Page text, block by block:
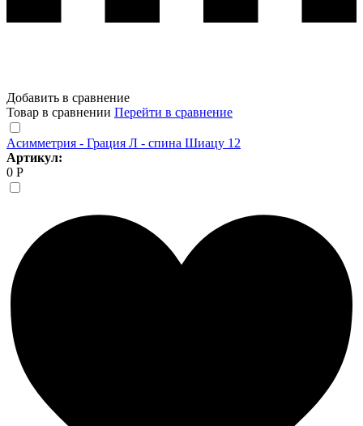
Добавить в сравнение
Товар в сравнении Перейти в сравнение
Асимметрия - Грация Л - спина Шиацу 12
Артикул:
0 Р